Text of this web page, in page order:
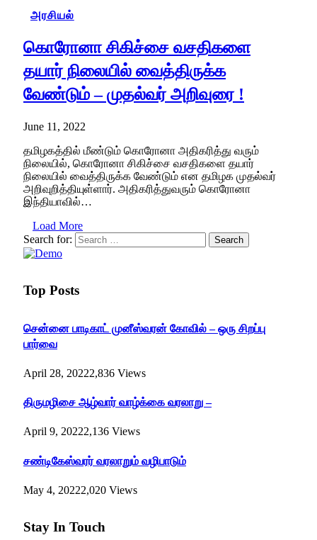
அரசியல்
கொரோனா சிகிச்சை வசதிகளை
தயார் நிலையில் வைத்திருக்க
வேண்டும் – முதல்வர் அறிவுரை !
June 11, 2022
தமிழகத்தில் மீண்டும் கொரோனா அதிகரித்து வரும்
நிலையில், கொரோனா சிகிச்சை வசதிகளை தயார்
நிலையில் வைத்திருக்க வேண்டும் என தமிழக முதல்வர்
அறிவுறித்தியுள்ளார். அதிகரித்துவரும் கொரோனா
இந்தியாவில்…
Load More
Search for:
Top Posts
சென்னை பாடிகாட் முனீஸ்வரன் கோவில் – ஒரு சிறப்பு
பார்வை
April 28, 20222,836 Views
திருமழிசை ஆழ்வார் வாழ்க்கை வரலாறு –
April 9, 20222,136 Views
சண்டிகேஸ்வரர் வரலாறும் வழிபாடும்
May 4, 20222,020 Views
Stay In Touch